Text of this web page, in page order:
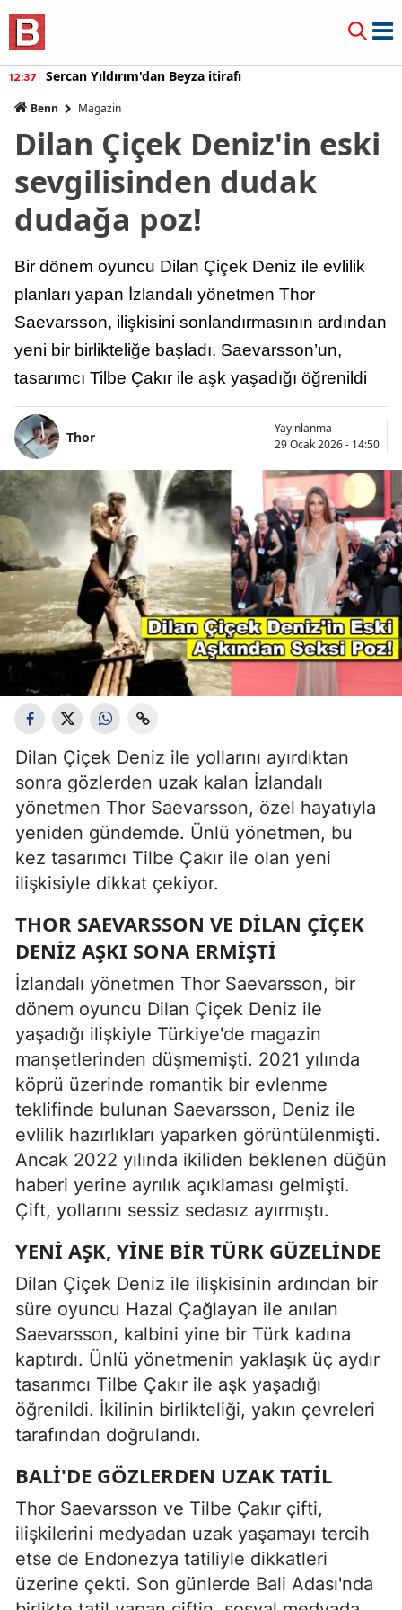
12:37 Sercan Yıldırım'dan Beyza itirafı
Benn Magazin
Dilan Çiçek Deniz'in eski
sevgilisinden dudak
dudağa poz!
Bir dönem oyuncu Dilan Çiçek Deniz ile evlilik
planları yapan İzlandalı yönetmen Thor
Saevarsson, ilişkisini sonlandırmasının ardından
yeni bir birlikteliğe başladı. Saevarsson’un,
tasarımcı Tilbe Çakır ile aşk yaşadığı öğrenildi
Thor
Yayınlanma
29 Ocak 2026 - 14:50
Dilan Çiçek Deniz ile yollarını ayırdıktan
sonra gözlerden uzak kalan İzlandalı
yönetmen Thor Saevarsson, özel hayatıyla
yeniden gündemde. Ünlü yönetmen, bu
kez tasarımcı Tilbe Çakır ile olan yeni
ilişkisiyle dikkat çekiyor.
THOR SAEVARSSON VE DILAN ÇIÇEK
DENIZ AŞKI SONA ERMIŞTI
İzlandalı yönetmen Thor Saevarsson, bir
dönem oyuncu Dilan Çiçek Deniz ile
yaşadığı ilişkiyle Türkiye'de magazin
manşetlerinden düşmemişti. 2021 yılında
köprü üzerinde romantik bir evlenme
teklifinde bulunan Saevarsson, Deniz ile
evlilik hazırlıkları yaparken görüntülenmişti.
Ancak 2022 yılında ikiliden beklenen düğün
haberi yerine ayrılık açıklaması gelmişti.
Çift, yollarını sessiz sedasız ayırmıştı.
YENI AŞK, YINE BIR TÜRK GÜZELINDE
Dilan Çiçek Deniz ile ilişkisinin ardından bir
süre oyuncu Hazal Çağlayan ile anılan
Saevarsson, kalbini yine bir Türk kadına
kaptırdı. Ünlü yönetmenin yaklaşık üç aydır
tasarımcı Tilbe Çakır ile aşk yaşadığı
öğrenildi. İkilinin birlikteliği, yakın çevreleri
tarafından doğrulandı.
BALI'DE GÖZLERDEN UZAK TATIL
Thor Saevarsson ve Tilbe Çakır çifti,
ilişkilerini medyadan uzak yaşamayı tercih
etse de Endonezya tatiliyle dikkatleri
üzerine çekti. Son günlerde Bali Adası'nda